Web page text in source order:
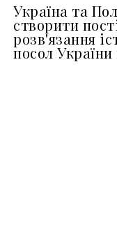
Україна та
створити
розв'язання
посол